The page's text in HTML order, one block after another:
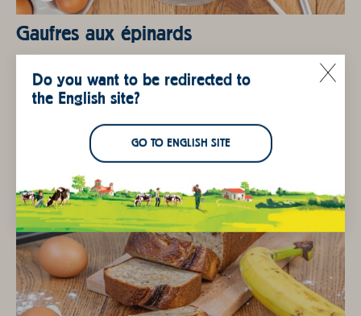
Gaufres aux épinards
Do you want to be redirected to
the English site?
GO TO ENGLISH SITE